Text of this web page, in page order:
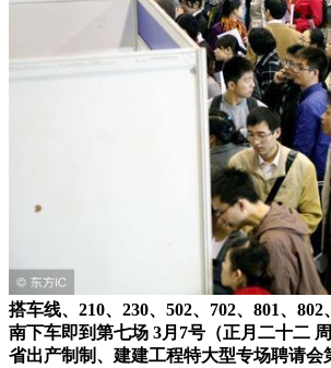
搭车线、210、230、502、702、801、
南下车即到第七场 3月7号（正月二十二
省出产制制、建建工程特大型专场聘请会